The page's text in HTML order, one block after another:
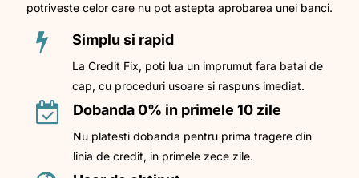
potriveste celor care nu pot astepta aprobarea unei banci.
Simplu si rapid
La Credit Fix, poti lua un imprumut fara batai de
cap, cu proceduri usoare si raspuns imediat.
Dobanda 0% in primele 10 zile
Nu platesti dobanda pentru prima tragere din
linia de credit, in primele zece zile.